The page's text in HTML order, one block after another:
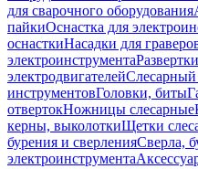
для сварочного оборудования
пайкиОснастка для
оснасткиНасадки для
электроинструментаРазвертки
электродвигателей
инструментовГоловки, биты
отвертокНожницы слесарные
керны, выколоткиЩетки
бурения и сверленияСверла,
электроинструмента